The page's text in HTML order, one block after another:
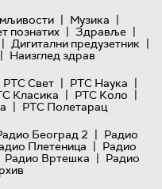
| Музика |
познатих | Здравље |
| Дигитални предузетник |
| Наизглед здрав
РТС Свет | РТС Наука |
Класика | РТС Коло |
| РТС Полетарац
Београд 2 | Радио
Плетеница | Радио
Радио Вртешка | Радио